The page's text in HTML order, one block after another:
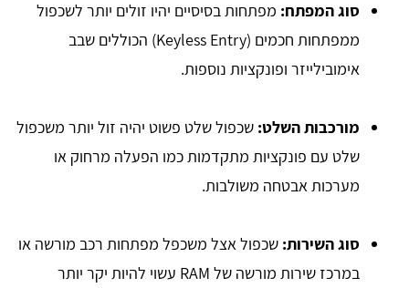
סוג המפתח: מפתחות בסיסיים יהיו זולים יותר לשכפול
ממפתחות חכמים (Keyless Entry) הכוללים שבב
אימובילייזר ופונקציות נוספות.
מורכבות השלט: שכפול שלט פשוט יהיה זול יותר משכפול
שלט עם פונקציות מתקדמות כמו הפעלה מרחוק או
מערכות אבטחה משולבות.
סוג השירות: שכפול אצל משכפל מפתחות רכב מורשה או
במרכז שירות מורשה של RAM עשוי להיות יקר יותר